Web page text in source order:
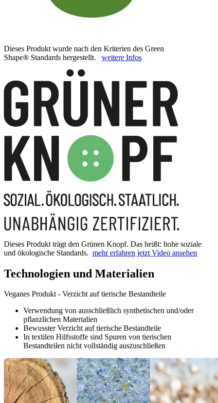
Dieses Produkt wurde nach den Kriterien des Green
Shape® Standards hergestellt. weitere Infos
Dieses Produkt trägt den Grünen Knopf. Das heißt: hohe soziale
und ökologische Standards. mehr erfahren jetzt Video ansehen
Technologien und Materialien
Veganes Produkt - Verzicht auf tierische Bestandteile
Verwendung von ausschließlich synthetischen und/oder
pflanzlichen Materialien
Bewusster Verzicht auf tierische Bestandteile
In textilen Hilfsstoffe sind Spuren von tierischen
Bestandteilen nicht vollständig auszuschließen